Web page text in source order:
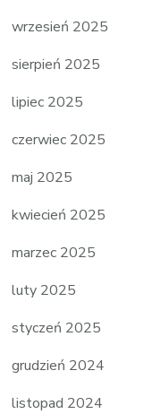
wrzesień 2025
sierpień 2025
lipiec 2025
czerwiec 2025
maj 2025
kwiecień 2025
marzec 2025
luty 2025
styczeń 2025
grudzień 2024
listopad 2024